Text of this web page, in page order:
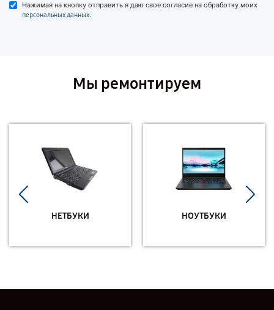
Нажимая на кнопку отправить я даю свое согласие на обработку моих
персональных данных.
Мы ремонтируем
НЕТБУКИ НОУТБУКИ